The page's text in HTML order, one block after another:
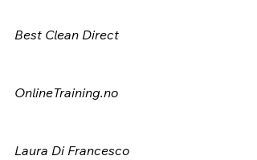
Best Clean Direct
OnlineTraining.no
Laura Di Francesco